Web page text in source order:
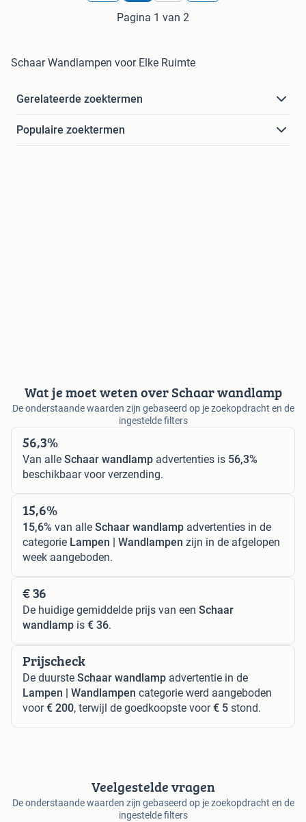
Pagina 1 van 2
Schaar Wandlampen voor Elke Ruimte
Gerelateerde zoektermen
Populaire zoektermen
Wat je moet weten over Schaar wandlamp
De onderstaande waarden zijn gebaseerd op je zoekopdracht en de
ingestelde filters
56,3%
Van alle Schaar wandlamp advertenties is 56,3%
beschikbaar voor verzending.
15,6%
15,6% van alle Schaar wandlamp advertenties in de
categorie Lampen | Wandlampen zijn in de afgelopen
week aangeboden.
€ 36
De huidige gemiddelde prijs van een Schaar
wandlamp is € 36.
Prijscheck
De duurste Schaar wandlamp advertentie in de
Lampen | Wandlampen categorie werd aangeboden
voor€ 200, terwijl de goedkoopste voor€ 5 stond.
Veelgestelde vragen
De onderstaande waarden zijn gebaseerd op je zoekopdracht en de
ingestelde filters